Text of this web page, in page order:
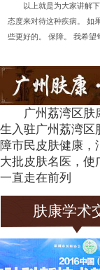
以上就是为大家讲解下
态度来对待这种疾病。 如
些更好的。 保障。 我希望
广州荔湾区肤
生入驻广州荔湾区
障市民皮肤健康
大批皮肤名医，使
一直走在前列
肤康学术